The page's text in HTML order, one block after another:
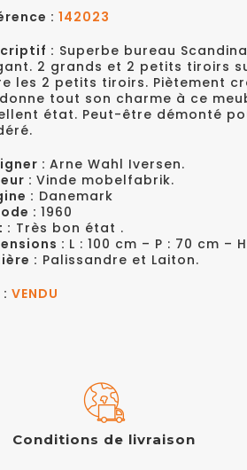
: 142023
: Superbe bureau
2 grands et 2 petits tiroirs
les 2 petits tiroirs. Piètement
tout son charme à ce
état. Peut-être démonté
: Arne Wahl Iversen.
: Vinde mobelfabrik.
: Danemark
: 1960
: Très bon état .
: L : 100 cm – P : 70 cm –
: Palissandre et Laiton.
VENDU
Conditions de livraison